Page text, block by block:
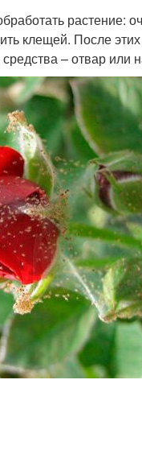
растение:
клещей. После
– отвар или